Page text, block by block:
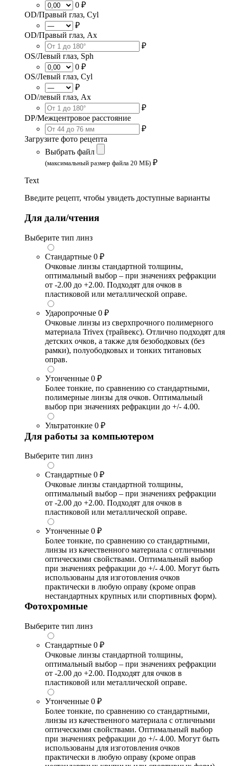
0 ₽
OD/Правый глаз, Cyl
₽
OD/Правый глаз, Ax
₽
OS/Левый глаз, Sph
0 ₽
OS/Левый глаз, Cyl
₽
OD/левый глаз, Ax
₽
DP/Межцентровое расстояние
₽
Загрузите фото рецепта
Выбрать файл
(максимальный размер файла 20 МБ) ₽
Text
Введите рецепт, чтобы увидеть доступные варианты
Для дали/чтения
Выберите тип линз
Стандартные 0 ₽
Очковые линзы стандартной толщины,
оптимальный выбор – при значениях рефракции
от -2.00 до +2.00. Подходят для очков в
пластиковой или металлической оправе.
Ударопрочные 0 ₽
Очковые линзы из сверхпрочного полимерного
материала Trivex (трайвекс). Отлично подходят для
детских очков, а также для безободковых (без
рамки), полуободковых и тонких титановых
оправ.
Утонченные 0 ₽
Более тонкие, по сравнению со стандартными,
полимерные линзы для очков. Оптимальный
выбор при значениях рефракции до +/- 4.00.
Ультратонкие 0 ₽
Для работы за компьютером
Выберите тип линз
Стандартные 0 ₽
Очковые линзы стандартной толщины,
оптимальный выбор – при значениях рефракции
от -2.00 до +2.00. Подходят для очков в
пластиковой или металлической оправе.
Утонченные 0 ₽
Более тонкие, по сравнению со стандартными,
линзы из качественного материала с отличными
оптическими свойствами. Оптимальный выбор
при значениях рефракции до +/- 4.00. Могут быть
использованы для изготовления очков
практически в любую оправу (кроме оправ
нестандартных крупных или спортивных форм).
Фотохромные
Выберите тип линз
Стандартные 0 ₽
Очковые линзы стандартной толщины,
оптимальный выбор – при значениях рефракции
от -2.00 до +2.00. Подходят для очков в
пластиковой или металлической оправе.
Утонченные 0 ₽
Более тонкие, по сравнению со стандартными,
линзы из качественного материала с отличными
оптическими свойствами. Оптимальный выбор
при значениях рефракции до +/- 4.00. Могут быть
использованы для изготовления очков
практически в любую оправу (кроме оправ